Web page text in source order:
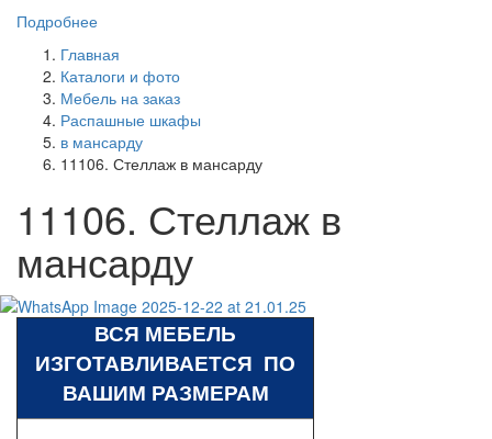
Подробнее
Главная
Каталоги и фото
Мебель на заказ
Распашные шкафы
в мансарду
11106. Стеллаж в мансарду
11106. Стеллаж в
мансарду
ВСЯ МЕБЕЛЬ
ИЗГОТАВЛИВАЕТСЯ ПО
ВАШИМ РАЗМЕРАМ